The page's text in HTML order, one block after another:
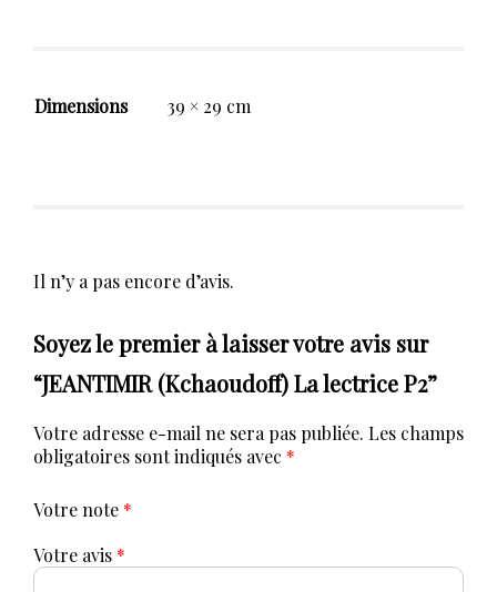
Dimensions 39 × 29 cm
Il n’y a pas encore d’avis.
Soyez le premier à laisser votre avis sur
“JEANTIMIR (Kchaoudoff) La lectrice P2”
Votre adresse e-mail ne sera pas publiée. Les champs
obligatoires sont indiqués avec *
Votre note *
Votre avis *